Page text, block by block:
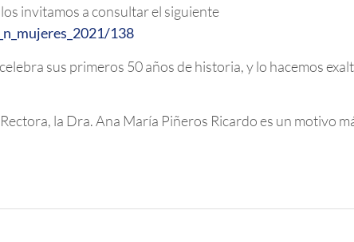
invitamos a consultar el siguiente
138
sus primeros 50 años de historia, y lo hacemos
la Dra. Ana María Piñeros Ricardo es un motivo